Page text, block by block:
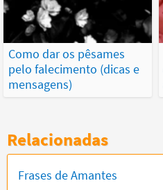
Como dar os pêsames
pelo falecimento (dicas e
mensagens)
Relacionadas
Frases de Amantes